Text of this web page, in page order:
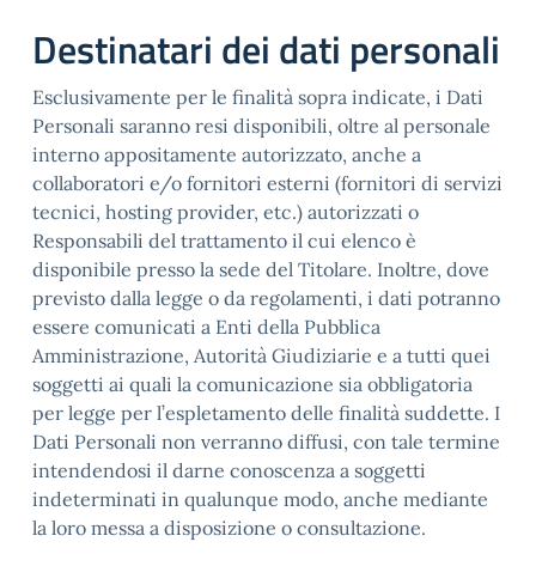
Destinatari dei dati personali
Esclusivamente per le finalità sopra indicate, i Dati
Personali saranno resi disponibili, oltre al personale
interno appositamente autorizzato, anche a
collaboratori e/o fornitori esterni (fornitori di servizi
tecnici, hosting provider, etc.) autorizzati o
Responsabili del trattamento il cui elenco è
disponibile presso la sede del Titolare. Inoltre, dove
previsto dalla legge o da regolamenti, i dati potranno
essere comunicati a Enti della Pubblica
Amministrazione, Autorità Giudiziarie e a tutti quei
soggetti ai quali la comunicazione sia obbligatoria
per legge per l’espletamento delle finalità suddette. I
Dati Personali non verranno diffusi, con tale termine
intendendosi il darne conoscenza a soggetti
indeterminati in qualunque modo, anche mediante
la loro messa a disposizione o consultazione.